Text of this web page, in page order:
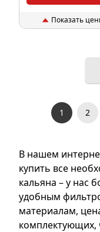
Показать
1 2
В нашем
купить все
кальяна – у нас
удобным
материалам,
комплектующих,